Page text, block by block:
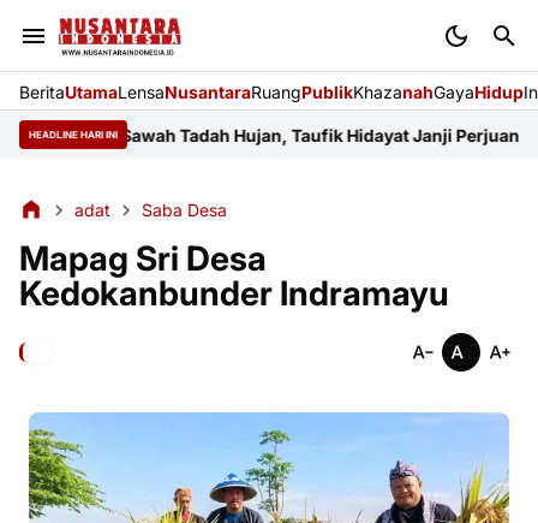
BeritaUtamaLensaNusantaraRuangPublikKhazanahGayaHidup
HEADLINE HARI INI
Sawah Tadah Hujan, Taufik Hidayat Janji Perjuangkan
adat Saba Desa
Mapag Sri Desa
Kedokanbunder Indramayu